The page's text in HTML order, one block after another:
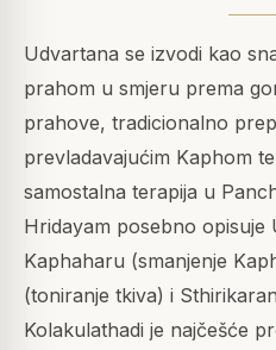
Udvartana se izvodi kao
prahom u smjeru prema
prahove, tradicionalno
prevladavajućim Kaphom
samostalna terapija u
Hridayam posebno opisuje
Kaphaharu (smanjenje
(toniranje tkiva) i
Kolakulathadi je najčešće